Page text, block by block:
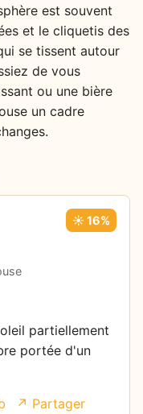
est souvent
et le cliquetis des
se tissent autour
de vous
ou une bière
un cadre
☀️ 16%
partiellement
portée d'un
↗ Partager